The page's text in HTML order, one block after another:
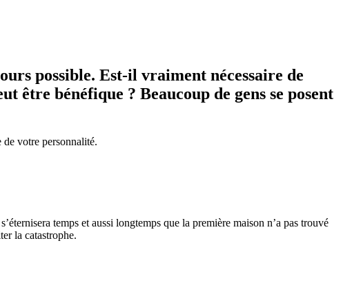
possible. Est-il vraiment nécessaire de
être bénéfique ? Beaucoup de gens se posent
votre personnalité.
temps et aussi longtemps que la première maison n’a pas trouvé
la catastrophe.